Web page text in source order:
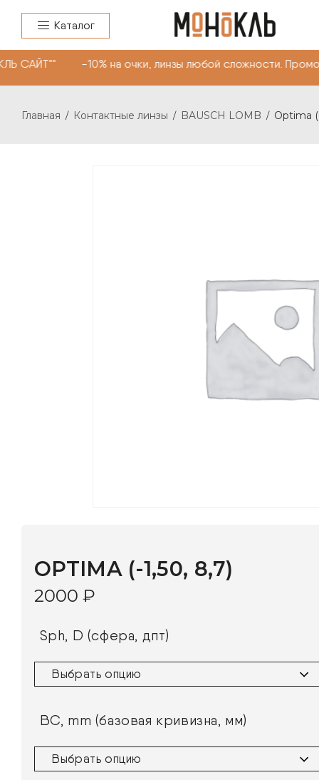
Каталог
-10% на очки, линзы любой сложности.
Главная / Контактные линзы / BAUSCH LOMB / Optima
BC, mm (базовая кривизна, мм)